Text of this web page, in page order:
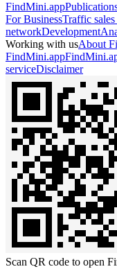
FindMini.app
For BusinessTraffic
networkDevelopment
Working with usAbout
FindMini.app
serviceDisclaimer
Scan QR code to open